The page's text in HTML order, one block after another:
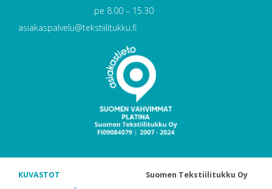
pe 8.00 – 15.30
asiakaspalvelu@tekstiilitukku.fi
KUVASTOT
Suomen Tekstiilitukku Oy